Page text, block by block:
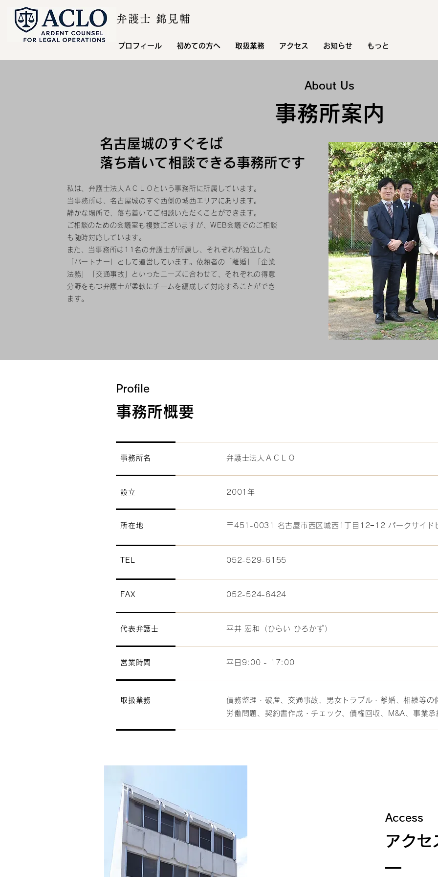
​弁護士 錦見輔
プロフィール 初めての方へ 取扱業務 アクセス お知らせ もっと
About Us
事務所案内
名古屋城のすぐそば
落ち着いて相談できる事務所です
私は、弁護士法人ＡＣＬＯという事務所に所属しています。
当事務所は、名古屋城のすぐ西側の城西エリアにあります。
静かな場所で、落ち着いてご相談いただくことができます。
​ご相談のための会議室も複数ございますが、WEB会議でのご相談
も随時対応しています。
​また、当事務所は11名の弁護士が所属し、それぞれが独立した
「パートナー」として運営しています。依頼者の「離婚」「企業
法務」「交通事故」といったニーズに合わせて、それぞれの得意
分野をもつ弁護士が柔軟にチームを編成して対応することができ
ます。
Profile
事務所概要
事務所名 弁護士法人ＡＣＬＯ
設立 2001年
所在地 〒451-0031 名古屋市西区城西1丁目12−12 パークサイド
TEL 052-529-6155
FAX 052-524-6424
代表弁護士 平井 宏和（ひらい ひろかず）
営業時間 平日9:00 - 17:00
取扱業務
債務整理・破産、交通事故、男女トラブル・離婚、相続等の
労働問題、契約書作成・チェック、債権回収、M&A、事業
Access
アクセ